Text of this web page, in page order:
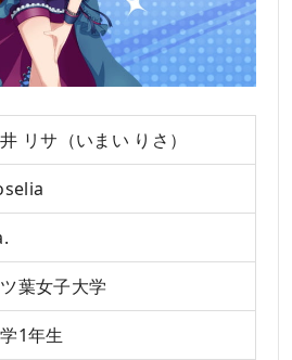
リサ（いまい りさ）
葉女子大学
1年生